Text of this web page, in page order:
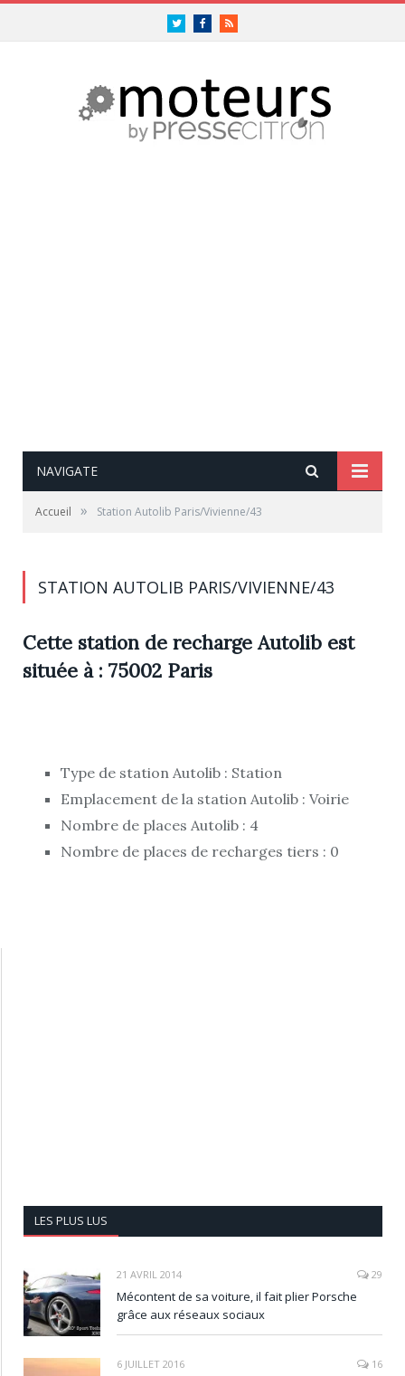
TwitterFacebookRSS
NAVIGATE
Accueil » Station Autolib Paris/Vivienne/43
STATION AUTOLIB PARIS/VIVIENNE/43
Cette station de recharge Autolib est
située à : 75002 Paris
Type de station Autolib : Station
Emplacement de la station Autolib : Voirie
Nombre de places Autolib : 4
Nombre de places de recharges tiers : 0
LES PLUS LUS
21 AVRIL 2014 29
Mécontent de sa voiture, il fait plier Porsche
grâce aux réseaux sociaux
6 JUILLET 2016 16